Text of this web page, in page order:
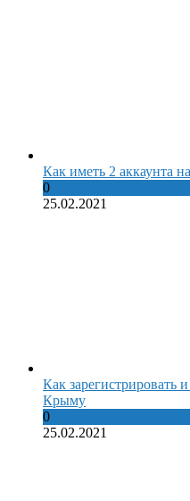
Как иметь 2 аккаунта
0
25.02.2021
Как зарегистрировать
Крыму
0
25.02.2021